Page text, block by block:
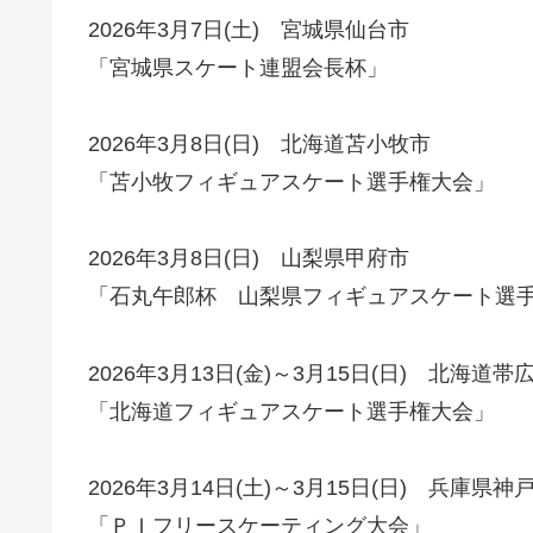
2026年3月7日(土) 宮城県仙台市
「宮城県スケート連盟会長杯」
2026年3月8日(日) 北海道苫小牧市
「苫小牧フィギュアスケート選手権大会」
2026年3月8日(日) 山梨県甲府市
「石丸午郎杯 山梨県フィギュアスケート選手
2026年3月13日(金)～3月15日(日) 北海道帯
「北海道フィギュアスケート選手権大会」
2026年3月14日(土)～3月15日(日) 兵庫県神
「ＰＩフリースケーティング大会」